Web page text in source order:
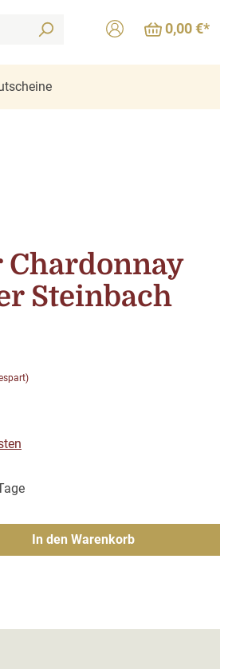
0,00 €*
Steinbach
gewünschten Wert ein
In den Warenkorb